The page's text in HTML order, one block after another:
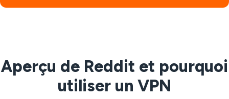
Aperçu de Reddit et pourquoi
utiliser un VPN